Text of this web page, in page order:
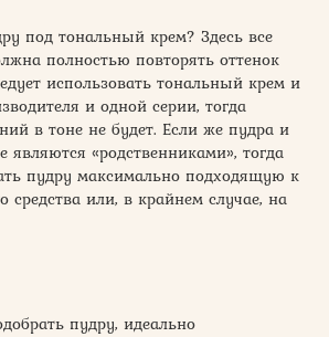
под тональный крем? Здесь все
полностью повторять оттенок
использовать тональный крем и
и одной серии, тогда
в тоне не будет. Если же пудра и
«родственниками», тогда
пудру максимально подходящую к
средства или, в крайнем случае, на
пудру, идеально